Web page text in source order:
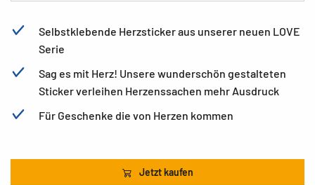
Selbstklebende Herzsticker aus unserer neuen LOVE
Serie
Sag es mit Herz! Unsere wunderschön gestalteten
Sticker verleihen Herzenssachen mehr Ausdruck
Für Geschenke die von Herzen kommen
Jetzt kaufen